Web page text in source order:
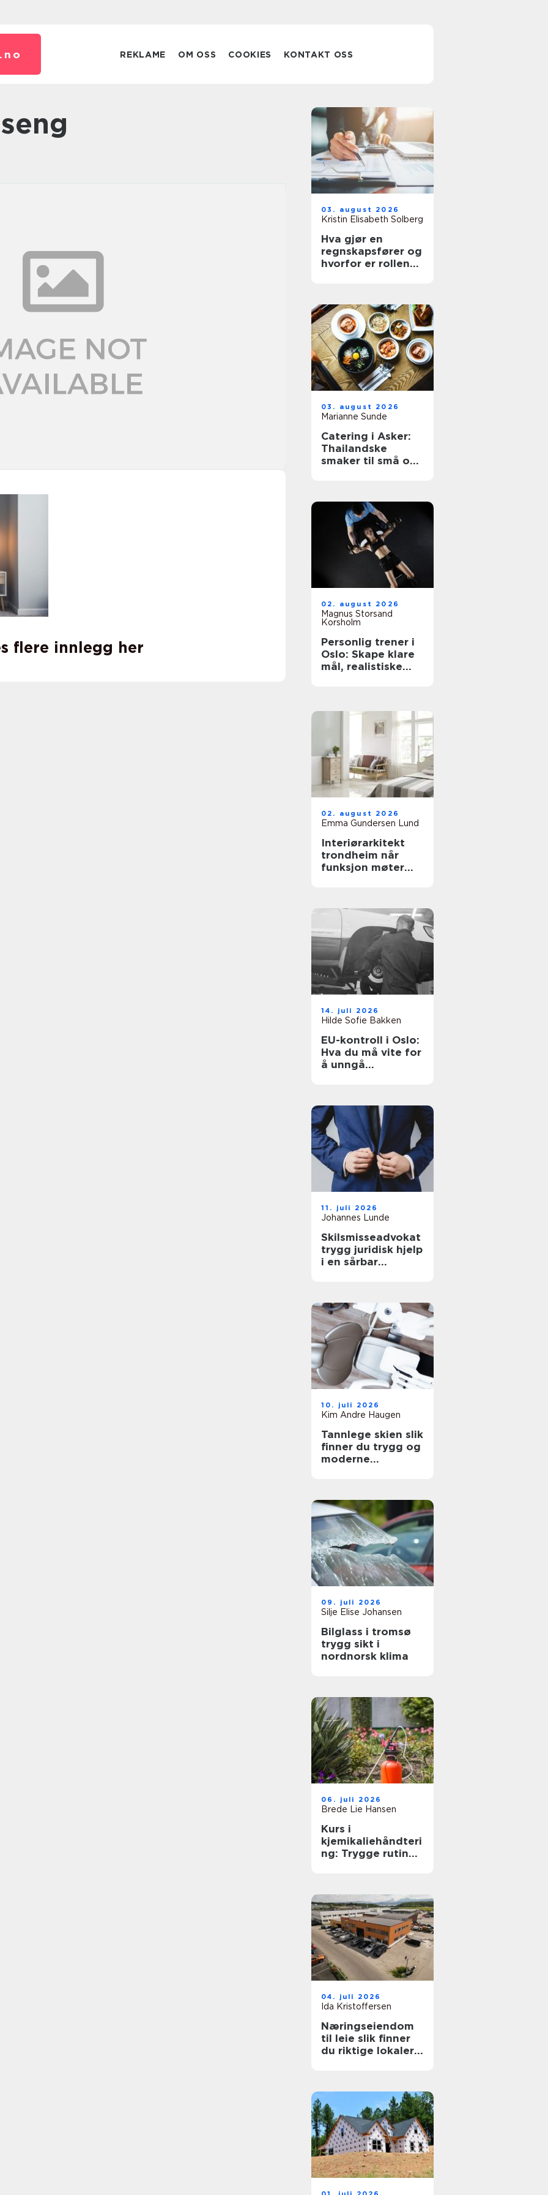
no REKLAME OM OSS COOKIES KONTAKT OSS
flere innlegg her
03. august 2026
Kristin Elisabeth Solberg
Hva gjør en
regnskapsfører og
hvorfor er rollen
03. august 2026
Marianne Sunde
Catering i Asker:
Thailandske
smaker til små og
02. august 2026
Magnus Storsand
Korsholm
Personlig trener i
Oslo: Skape klare
mål, realistiske
02. august 2026
Emma Gundersen Lund
Interiørarkitekt
trondheim når
funksjon møter
14. juli 2026
Hilde Sofie Bakken
EU-kontroll i Oslo:
Hva du må vite for
å unngå
11. juli 2026
Johannes Lunde
Skilsmisseadvokat
trygg juridisk hjelp
i en sårbar
10. juli 2026
Kim Andre Haugen
Tannlege skien slik
finner du trygg og
moderne
09. juli 2026
Silje Elise Johansen
Bilglass i tromsø
trygg sikt i
nordnorsk klima
06. juli 2026
Brede Lie Hansen
Kurs i
kjemikaliehåndteri
ng: Trygge rutiner
04. juli 2026
Ida Kristoffersen
Næringseiendom
til leie slik finner
du riktige lokaler